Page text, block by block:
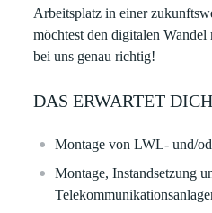
Arbeitsplatz in einer
möchtest den digitalen
bei uns genau richtig!
DAS ERWARTET DICH
Montage von LWL- und/
Montage, Instandsetzung